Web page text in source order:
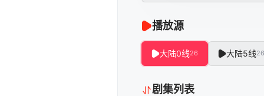
播放源
大陆0线26 大陆5线26
剧集列表